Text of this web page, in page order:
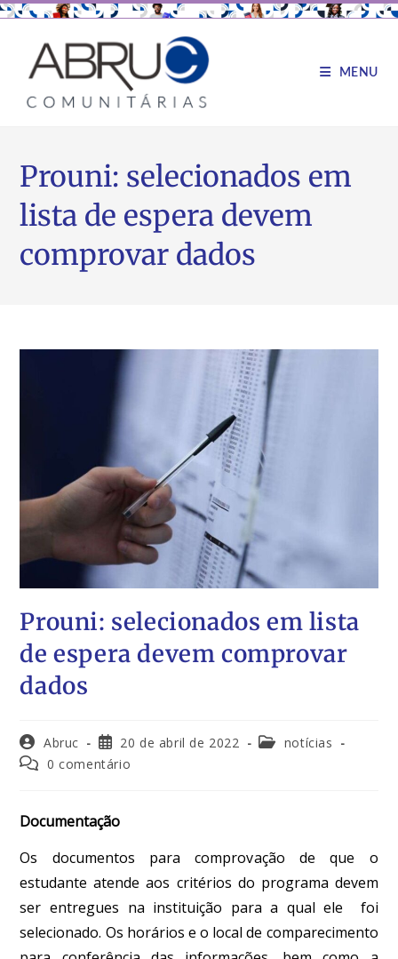
MENU
Prouni: selecionados em
lista de espera devem
comprovar dados
Prouni: selecionados em lista
de espera devem comprovar
dados
Abruc 20 de abril de 2022
notícias
0 comentário
Documentação
Os documentos para comprovação de que o
estudante atende aos critérios do programa devem
ser entregues na instituição para a qual ele foi
selecionado. Os horários e o local de comparecimento